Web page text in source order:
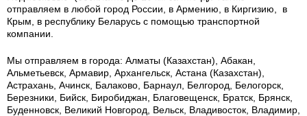
отправляем в любой город России, в Армению, в Киргизию, в
Крым, в республику Беларусь с помощью транспортной
компании.
Мы отправляем в города: Алматы (Казахстан), Абакан,
Альметьевск, Армавир, Архангельск, Астана (Казахстан),
Астрахань, Ачинск, Балаково, Барнаул, Белгород, Белогорск,
Березники, Бийск, Биробиджан, Благовещенск, Братск, Брянск,
Буденновск, Великий Новгород, Вельск, Владивосток, Владимир,